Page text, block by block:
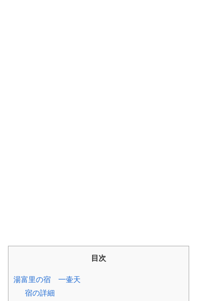
目次
湯富里の宿 一壷天
宿の詳細